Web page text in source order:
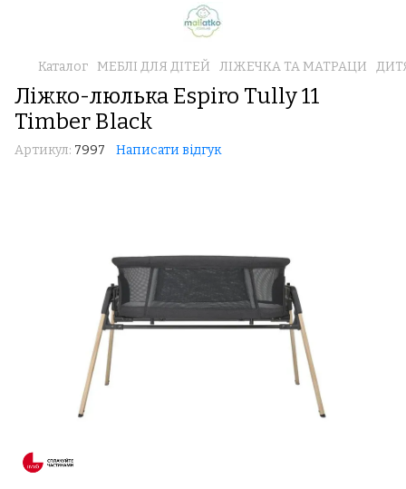
Каталог МЕБЛІ ДЛЯ ДІТЕЙ ЛІЖЕЧКА ТА МАТРАЦИ
Ліжко-люлька Espiro Tully 11
Timber Black
Артикул: 7997 Написати відгук